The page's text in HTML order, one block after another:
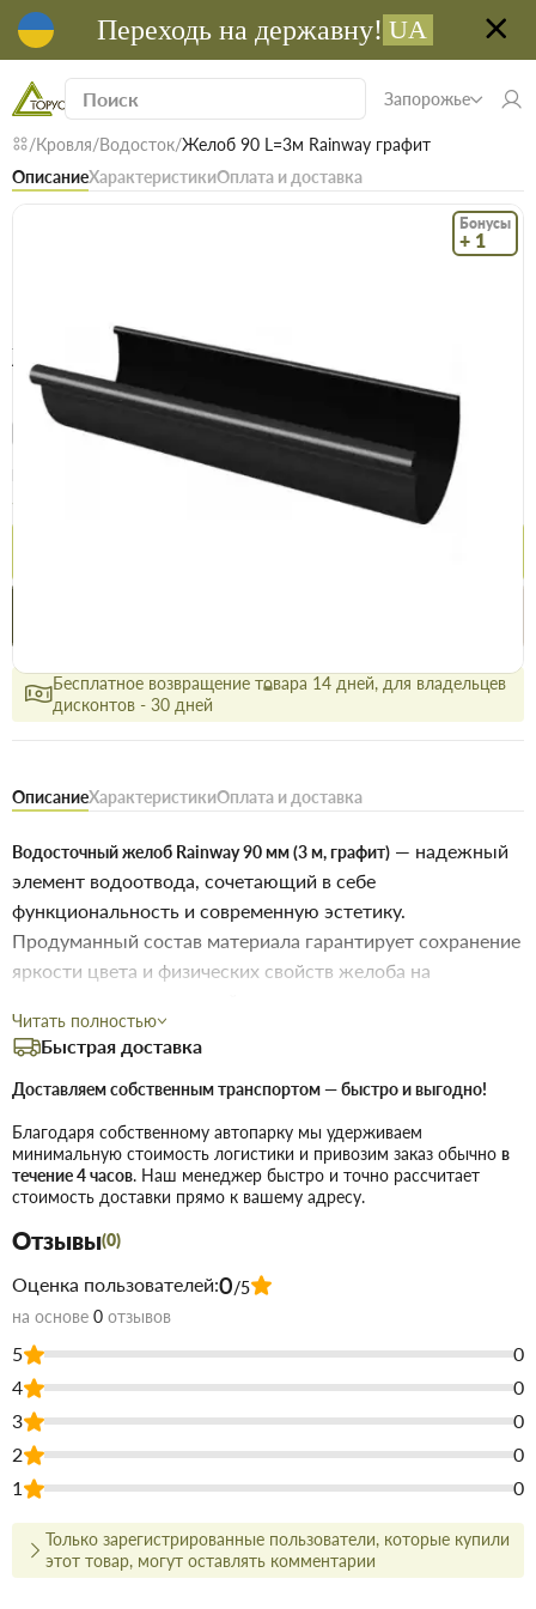
Переходь на державну! UA
Запорожье
Кровля Водосток Желоб 90 L=3м Rainway графит
ОписаниеХарактеристикиОплата и доставка
Бонусы
+ 1
Желоб 90 L=3м Rainway графит
(0)
Безкоштовна доставка! Від 15000 грн єВідновлення Доставка НП
301.9 грн 276.9 грн
Бесплатное возвращение товара 14 дней, для владельцев
дисконтов - 30 дней
ОписаниеХарактеристикиОплата и доставка
Водосточный желоб Rainway 90 мм (3 м, графит) — надежный
элемент водоотвода, сочетающий в себе
функциональность и современную эстетику.
Продуманный состав материала гарантирует сохранение
яркости цвета и физических свойств желоба на
Технические параметры и преимущества:
Организованный сбор воды с кровельных
скатов.
Долговечность:Срок службы составляет более 30 лет
без потери эксплуатационных характеристик.
архитектурные особенности здания, делая водосток
стильным элементом декора.
Сфера применения:
Идеальный выбор для объектов, где требуется
качественный и надежный водоотвод. Благодаря
использованию секций длиной 3 метра, монтаж системы
осуществляется быстрее и с меньшим количеством
соединительных муфт.
Купить Желоб 90 L=3м Rainway графит в Запорожье
недорого
для строительства и ремонта. В магазине строительных
Читать полностью
Быстрая доставка
Доставляем собственным транспортом — быстро и выгодно!
Благодаря собственному автопарку мы удерживаем
минимальную стоимость логистики и привозим заказ обычно в
течение 4 часов. Наш менеджер быстро и точно рассчитает
стоимость доставки прямо к вашему адресу.
Отзывы(0)
Оценка пользователей:0/5
на основе 0 отзывов
5
0
4
0
3
0
2
0
1
0
Только зарегистрированные пользователи, которые купили
этот товар, могут оставлять комментарии